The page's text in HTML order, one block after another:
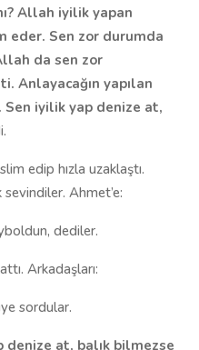
Allah iyilik yapan
eder. Sen zor durumda
da sen zor
Anlayacağın yapılan
Sen iyilik yap denize at,
edip hızla uzaklaştı.
Ahmet’e:
dediler.
Arkadaşları:
sordular.
denize at, balık bilmezse